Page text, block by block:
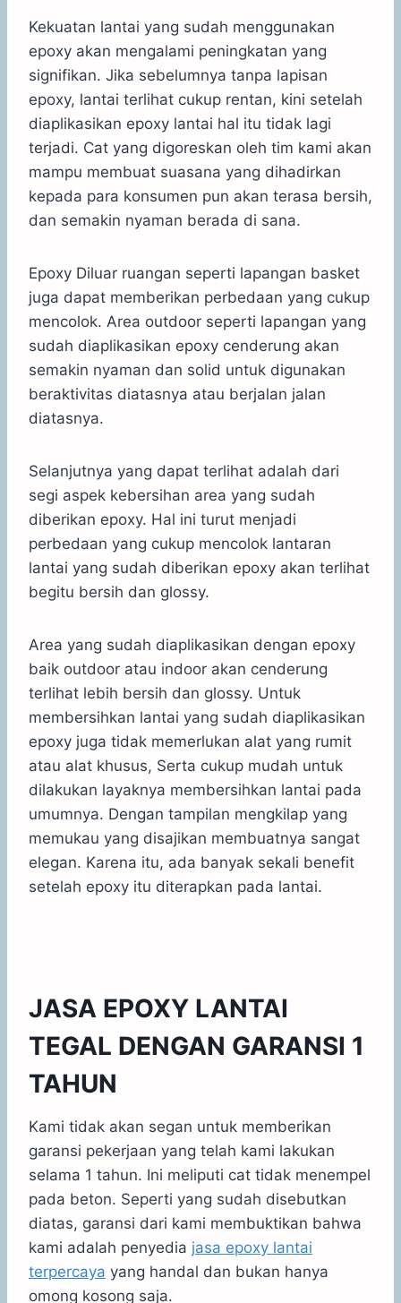
Kekuatan lantai yang sudah menggunakan
epoxy akan mengalami peningkatan yang
signifikan. Jika sebelumnya tanpa lapisan
epoxy, lantai terlihat cukup rentan, kini setelah
diaplikasikan epoxy lantai hal itu tidak lagi
terjadi. Cat yang digoreskan oleh tim kami akan
mampu membuat suasana yang dihadirkan
kepada para konsumen pun akan terasa bersih,
dan semakin nyaman berada di sana.
Epoxy Diluar ruangan seperti lapangan basket
juga dapat memberikan perbedaan yang cukup
mencolok. Area outdoor seperti lapangan yang
sudah diaplikasikan epoxy cenderung akan
semakin nyaman dan solid untuk digunakan
beraktivitas diatasnya atau berjalan jalan
diatasnya.
Selanjutnya yang dapat terlihat adalah dari
segi aspek kebersihan area yang sudah
diberikan epoxy. Hal ini turut menjadi
perbedaan yang cukup mencolok lantaran
lantai yang sudah diberikan epoxy akan terlihat
begitu bersih dan glossy.
Area yang sudah diaplikasikan dengan epoxy
baik outdoor atau indoor akan cenderung
terlihat lebih bersih dan glossy. Untuk
membersihkan lantai yang sudah diaplikasikan
epoxy juga tidak memerlukan alat yang rumit
atau alat khusus, Serta cukup mudah untuk
dilakukan layaknya membersihkan lantai pada
umumnya. Dengan tampilan mengkilap yang
memukau yang disajikan membuatnya sangat
elegan. Karena itu, ada banyak sekali benefit
setelah epoxy itu diterapkan pada lantai.
JASA EPOXY LANTAI
TEGAL DENGAN GARANSI 1
TAHUN
Kami tidak akan segan untuk memberikan
garansi pekerjaan yang telah kami lakukan
selama 1 tahun. Ini meliputi cat tidak menempel
pada beton. Seperti yang sudah disebutkan
diatas, garansi dari kami membuktikan bahwa
kami adalah penyedia jasa epoxy lantai
terpercaya yang handal dan bukan hanya
omong kosong saja.